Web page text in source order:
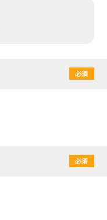
必須
必須